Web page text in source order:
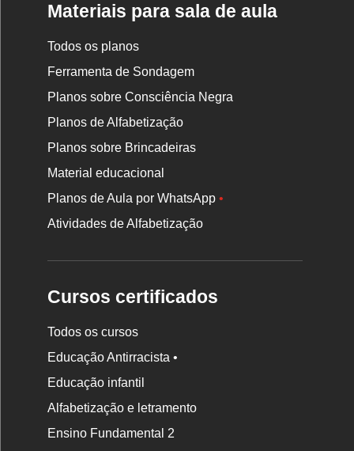
Materiais para sala de aula
Todos os planos
Ferramenta de Sondagem
Planos sobre Consciência Negra
Planos de Alfabetização
Planos sobre Brincadeiras
Material educacional
Planos de Aula por WhatsApp•
Atividades de Alfabetização
Cursos certificados
Todos os cursos
Educação Antirracista •
Educação infantil
Alfabetização e letramento
Ensino Fundamental 2